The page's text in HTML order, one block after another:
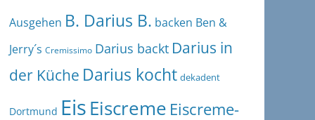
Ausgehen B. Darius B. backen Ben &
Jerry´s Cremissimo Darius backt Darius in
der Küche Darius kocht dekadent
Dortmund EisEiscreme Eiscreme-